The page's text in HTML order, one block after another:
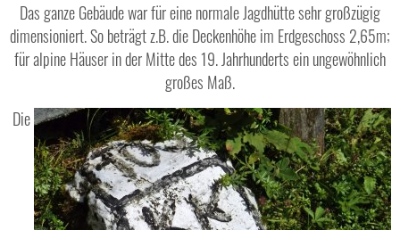
Das ganze Gebäude war für eine normale Jagdhütte sehr großzügig
dimensioniert. So beträgt z.B. die Deckenhöhe im Erdgeschoss 2,65m;
für alpine Häuser in der Mitte des 19. Jahrhunderts ein ungewöhnlich
großes Maß.
Die